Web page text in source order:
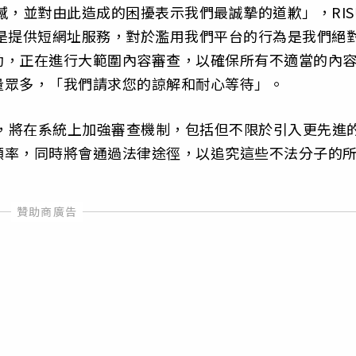
並對由此造成的困擾表示我們最誠摯的道歉」，
供短網址服務，對於濫用我們平台的行為是我們絕
正在進行大範圍內容審查，以確保所有不適當的內容
多，「我們請求您的諒解和耐心等待」。
在系統上加強審查機制，包括但不限於引入更先進
，同時將會通過法律途徑，以追究這些不法分子的所